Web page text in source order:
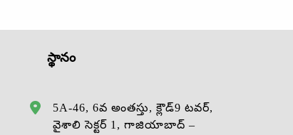
స్థానం
5A-46, 6వ అంతస్తు, క్లౌడ్9 టవర్,
వైశాలి సెక్టర్ 1, గాజియాబాద్ –